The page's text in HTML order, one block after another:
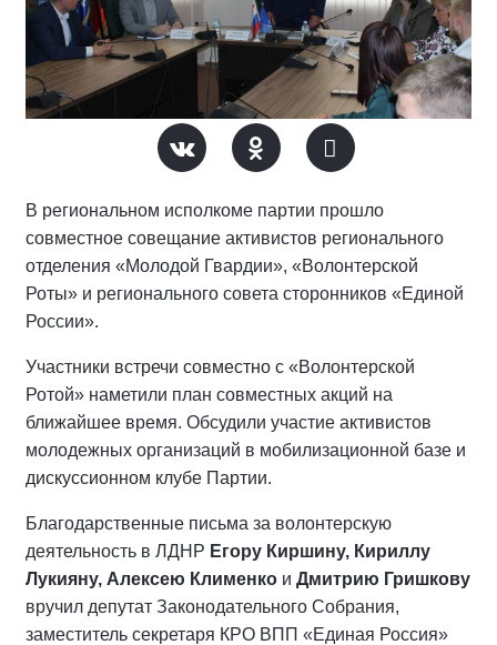
В региональном исполкоме партии прошло
совместное совещание активистов регионального
отделения «Молодой Гвардии», «Волонтерской
Роты» и регионального совета сторонников «Единой
России».
Участники встречи совместно с «Волонтерской
Ротой» наметили план совместных акций на
ближайшее время. Обсудили участие активистов
молодежных организаций в мобилизационной базе и
дискуссионном клубе Партии.
Благодарственные письма за волонтерскую
деятельность в ЛДНР Егору Киршину, Кириллу
Лукияну, Алексею Клименко и Дмитрию Гришкову
вручил депутат Законодательного Собрания,
заместитель секретаря КРО ВПП «Единая Россия»